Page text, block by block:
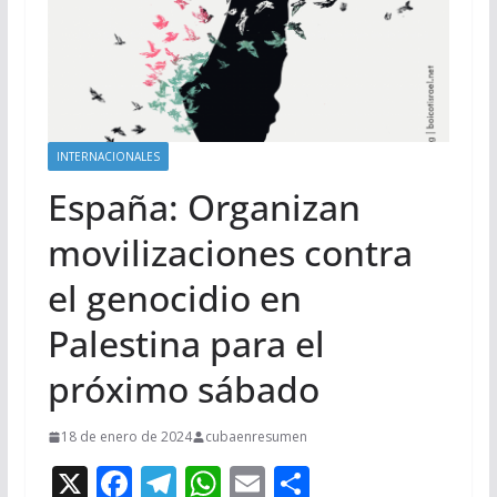
INTERNACIONALES
España: Organizan
movilizaciones contra
el genocidio en
Palestina para el
próximo sábado
18 de enero de 2024 cubaenresumen
X F T W E C